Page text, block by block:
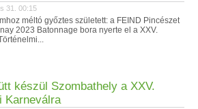
31. 00:15
méltó győztes született: a FEIND Pincészet
2023 Batonnage bora nyerte el a XXV.
készül Szombathely a XXV.
Karneválra